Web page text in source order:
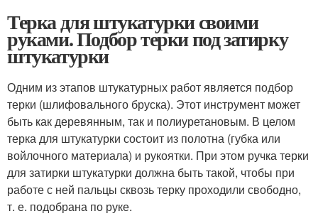
Терка для штукатурки своими
руками. Подбор терки под затирку
штукатурки
Одним из этапов штукатурных работ является подбор
терки (шлифовального бруска). Этот инструмент может
быть как деревянным, так и полиуретановым. В целом
терка для штукатурки состоит из полотна (губка или
войлочного материала) и рукоятки. При этом ручка терки
для затирки штукатурки должна быть такой, чтобы при
работе с ней пальцы сквозь терку проходили свободно,
т. е. подобрана по руке.